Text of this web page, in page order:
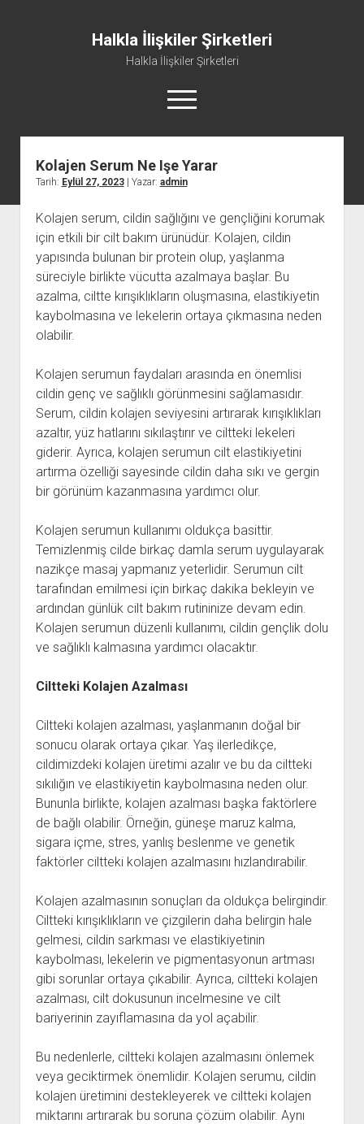
Halkla İlişkiler Şirketleri
Halkla İlişkiler Şirketleri
menüyü
aç
Kolajen Serum Ne Işe Yarar
Tarih: Eylül 27, 2023| Yazar: admin
Kolajen serum, cildin sağlığını ve gençliğini korumak
için etkili bir cilt bakım ürünüdür. Kolajen, cildin
yapısında bulunan bir protein olup, yaşlanma
süreciyle birlikte vücutta azalmaya başlar. Bu
azalma, ciltte kırışıklıkların oluşmasına, elastikiyetin
kaybolmasına ve lekelerin ortaya çıkmasına neden
olabilir.
Kolajen serumun faydaları arasında en önemlisi
cildin genç ve sağlıklı görünmesini sağlamasıdır.
Serum, cildin kolajen seviyesini artırarak kırışıklıkları
azaltır, yüz hatlarını sıkılaştırır ve ciltteki lekeleri
giderir. Ayrıca, kolajen serumun cilt elastikiyetini
artırma özelliği sayesinde cildin daha sıkı ve gergin
bir görünüm kazanmasına yardımcı olur.
Kolajen serumun kullanımı oldukça basittir.
Temizlenmiş cilde birkaç damla serum uygulayarak
nazikçe masaj yapmanız yeterlidir. Serumun cilt
tarafından emilmesi için birkaç dakika bekleyin ve
ardından günlük cilt bakım rutininize devam edin.
Kolajen serumun düzenli kullanımı, cildin gençlik dolu
ve sağlıklı kalmasına yardımcı olacaktır.
Ciltteki Kolajen Azalması
Ciltteki kolajen azalması, yaşlanmanın doğal bir
sonucu olarak ortaya çıkar. Yaş ilerledikçe,
cildimizdeki kolajen üretimi azalır ve bu da ciltteki
sıkılığın ve elastikiyetin kaybolmasına neden olur.
Bununla birlikte, kolajen azalması başka faktörlere
de bağlı olabilir. Örneğin, güneşe maruz kalma,
sigara içme, stres, yanlış beslenme ve genetik
faktörler ciltteki kolajen azalmasını hızlandırabilir.
Kolajen azalmasının sonuçları da oldukça belirgindir.
Ciltteki kırışıklıkların ve çizgilerin daha belirgin hale
gelmesi, cildin sarkması ve elastikiyetinin
kaybolması, lekelerin ve pigmentasyonun artması
gibi sorunlar ortaya çıkabilir. Ayrıca, ciltteki kolajen
azalması, cilt dokusunun incelmesine ve cilt
bariyerinin zayıflamasına da yol açabilir.
Bu nedenlerle, ciltteki kolajen azalmasını önlemek
veya geciktirmek önemlidir. Kolajen serumu, cildin
kolajen üretimini destekleyerek ve ciltteki kolajen
miktarını artırarak bu soruna çözüm olabilir. Aynı